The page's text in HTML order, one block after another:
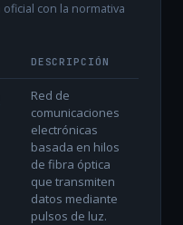
con la normativa
DESCRIPCIÓN
Red de
comunicaciones
electrónicas
basada en hilos
de fibra óptica
que transmiten
datos mediante
pulsos de luz.